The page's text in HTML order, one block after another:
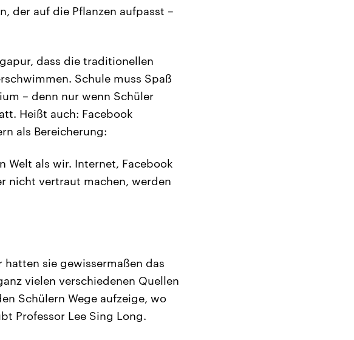
der auf die Pflanzen aufpasst –
dass die traditionellen
Schule muss Spaß
– denn nur wenn Schüler
Heißt auch: Facebook
als Bereicherung:
Welt als wir. Internet, Facebook
nicht vertraut machen, werden
hatten sie gewissermaßen das
vielen verschiedenen Quellen
Schülern Wege aufzeige, wo
Professor Lee Sing Long.